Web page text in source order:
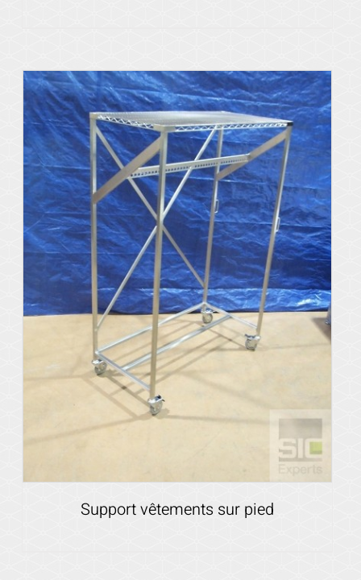
Voir les détails
Support vêtements sur pied